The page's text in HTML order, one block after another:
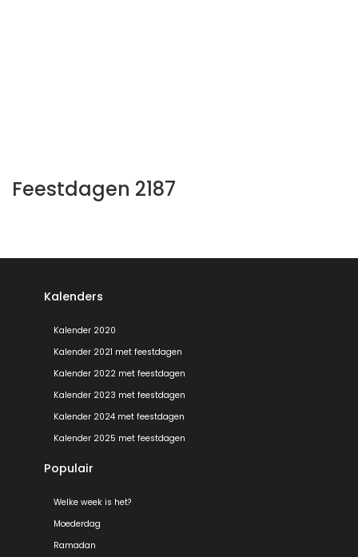
Feestdagen 2187
Kalenders
Kalender 2020
Kalender 2021 met feestdagen
Kalender 2022 met feestdagen
Kalender 2023 met feestdagen
Kalender 2024 met feestdagen
Kalender 2025 met feestdagen
Populair
Welke week is het?
Moederdag
Ramadan